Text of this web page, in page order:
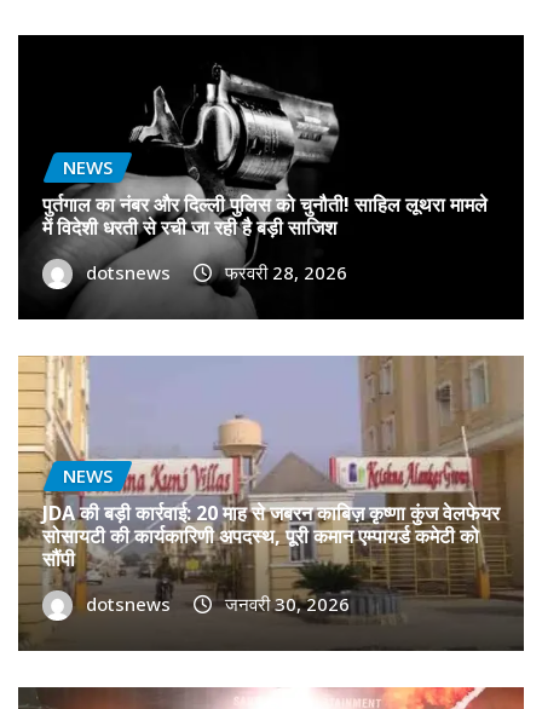
NEWS
पुर्तगाल का नंबर और दिल्ली पुलिस को चुनौती! साहिल लूथरा मामले
में विदेशी धरती से रची जा रही है बड़ी साजिश
dotsnews फरवरी 28, 2026
NEWS
JDA की बड़ी कार्रवाई: 20 माह से जबरन काबिज़ कृष्णा कुंज वेलफेयर
सोसायटी की कार्यकारिणी अपदस्थ, पूरी कमान एम्पायर्ड कमेटी को
सौंपी
dotsnews जनवरी 30, 2026